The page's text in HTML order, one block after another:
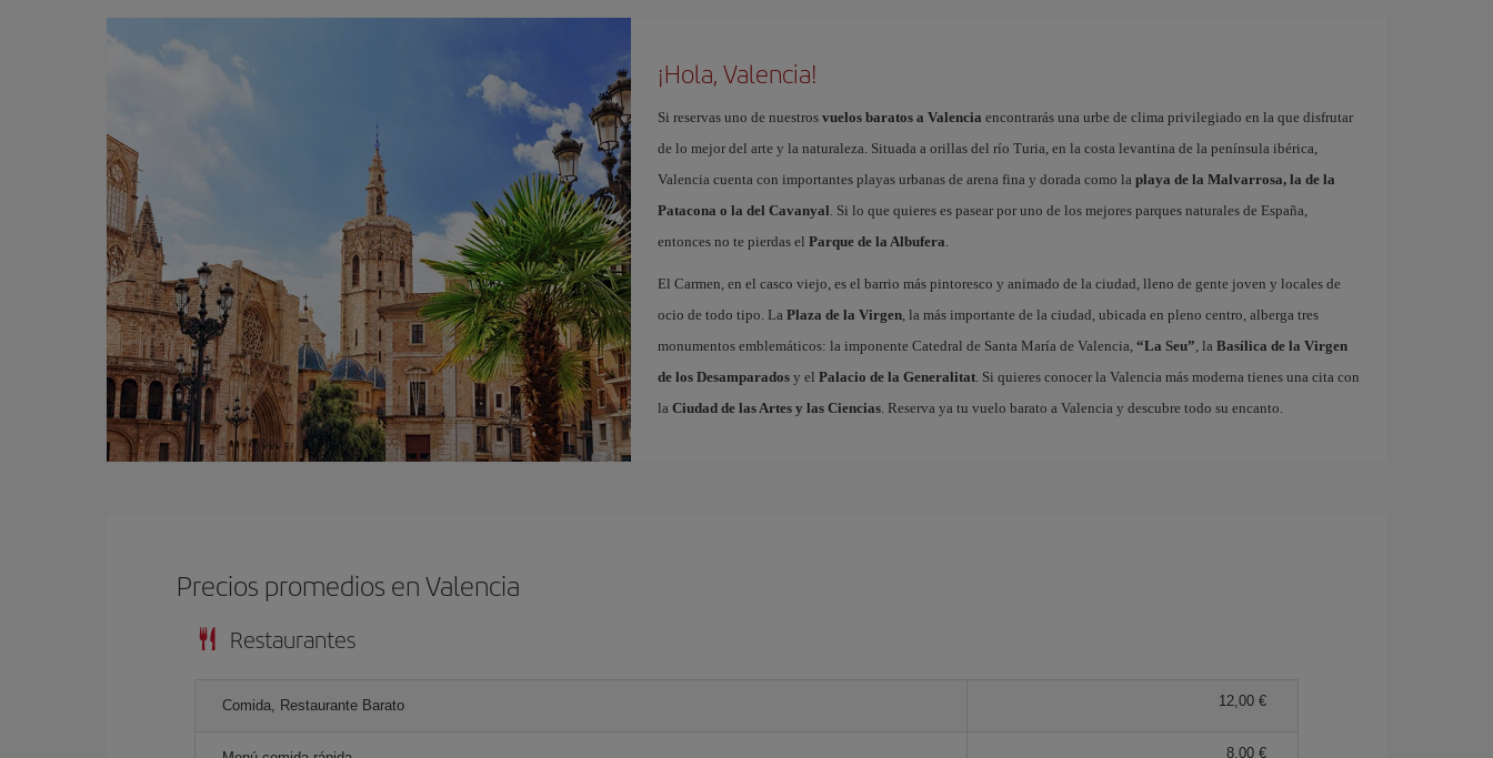
¡Hola, Valencia!
Si reservas uno de nuestros vuelos baratos a Valencia encontrarás una urbe de clima privilegiado en la que disfrutar
de lo mejor del arte y la naturaleza. Situada a orillas del río Turia, en la costa levantina de la península ibérica,
Valencia cuenta con importantes playas urbanas de arena fina y dorada como la playa de la Malvarrosa, la de la
Patacona o la del Cavanyal. Si lo que quieres es pasear por uno de los mejores parques naturales de España,
entonces no te pierdas el Parque de la Albufera.
El Carmen, en el casco viejo, es el barrio más pintoresco y animado de la ciudad, lleno de gente joven y locales de
ocio de todo tipo. La Plaza de la Virgen, la más importante de la ciudad, ubicada en pleno centro, alberga tres
monumentos emblemáticos: la imponente Catedral de Santa María de Valencia, “La Seu”, la Basílica de la Virgen
de los Desamparadosy el Palacio de la Generalitat. Si quieres conocer la Valencia más moderna tienes una cita con
la Ciudad de las Artes y las Ciencias. Reserva ya tu vuelo barato a Valencia y descubre todo su encanto.
Precios promedios en Valencia
Restaurantes
Comida, Restaurante Barato 12,00 €
8,00 €